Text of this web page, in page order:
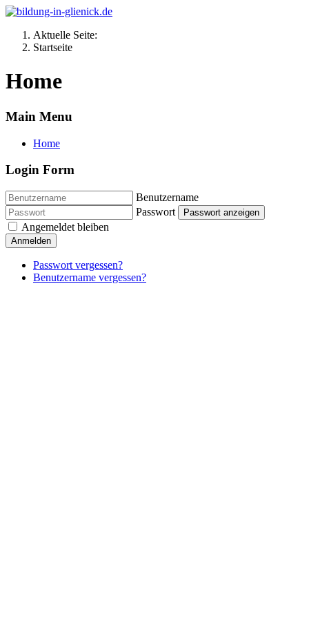
Aktuelle Seite:
Startseite
Home
Main Menu
Home
Login Form
Benutzername
Passwort
Passwort anzeigen
Angemeldet bleiben
Anmelden
Passwort vergessen?
Benutzername vergessen?